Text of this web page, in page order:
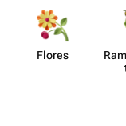
Flores